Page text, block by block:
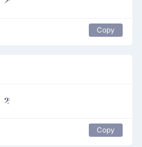
Copy
𝄤
Copy